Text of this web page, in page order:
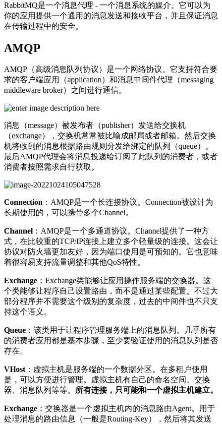
RabbitMQ是一个消息代理 - 一个消息系统的媒介。它可以为
你的应用提供一个通用的消息发送和接收平台，并且保证消息
在传输过程中的安全。
AMQP
AMQP（高级消息队列协议）是一个网络协议。它支持符合要
求的客户端应用（application）和消息中间件代理（messaging
middleware broker）之间进行通信。
消息（message）被发布者（publisher）发送给交换机
（exchange），交换机常常被比喻成邮局或者邮箱。然后交换
机将收到的消息根据路由规则分发给绑定的队列（queue）。
最后AMQP代理会将消息投递给订阅了此队列的消费者，或者
消费者按照需求自行获取。
Connection ：AMQP是一个长连接协议。Connection被设计为
长期使用的，可以携带多个Channel。
Channel ：AMQP是一个多通道协议。Channel提供了一种方
式，在比较重的TCP/IP连接上建立多个轻量级的连接。这会让
协议对防火墙更加友好，因为端口使用是可预知的。它也意味
着很容易支持流量调整和其他QoS特性。
Exchange ：Exchange类能够让应用操作服务端的交换器。这
个类能够让程序自己设置路由，而不是通过某些配置。不过大
部分程序并不需要这个级别的复杂度，过去的中间件也不只支
持这个语义。
Queue ：该类用于让程序管理服务端上的消息队列。几乎所有
的消费者应用都是基本步骤，至少要验证使用的消息队列是否
存在。
VHost：虚拟主机是服务端的一个数据分区。在多租户使用
是，可以方便进行管理。虚拟主机有自己的命名空间、交换
器、消息队列等等。 所有连接，只可能和一个虚拟主机建立。
Exchange ：交换器是一个虚拟主机内的消息路由Agent。用于
处理消息的路由信息（一般是Routing-Key），然后将其发送